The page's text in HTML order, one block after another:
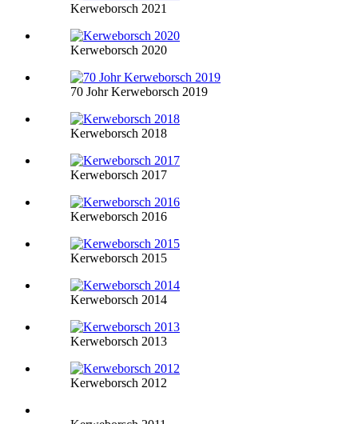
Kerweborsch 2021
Kerweborsch 2020
70 Johr Kerweborsch 2019
Kerweborsch 2018
Kerweborsch 2017
Kerweborsch 2016
Kerweborsch 2015
Kerweborsch 2014
Kerweborsch 2013
Kerweborsch 2012